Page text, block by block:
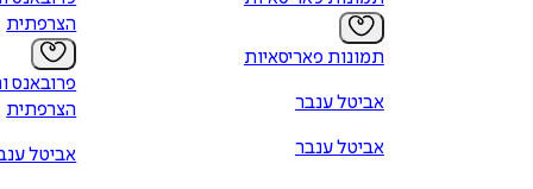
תמונות פאריסאיות
אביטל ענבר
אביטל ענבר
הצרפתית
פרובאנס
הצרפתית
אביטל